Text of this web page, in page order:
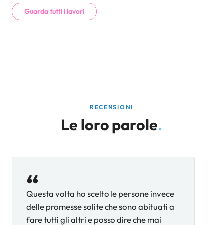
Guarda tutti i lavori
RECENSIONI
Le loro parole.
“
Questa volta ho scelto le persone invece
delle promesse solite che sono abituati a
fare tutti gli altri e posso dire che mai